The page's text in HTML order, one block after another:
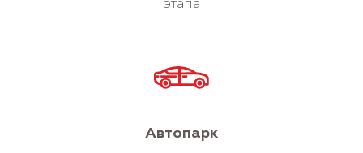
этапа
Автопарк